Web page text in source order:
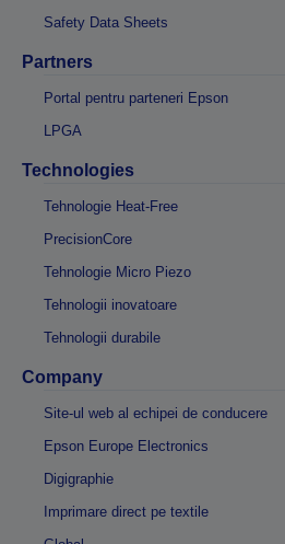
Safety Data Sheets
Partners
Portal pentru parteneri Epson
LPGA
Technologies
Tehnologie Heat-Free
PrecisionCore
Tehnologie Micro Piezo
Tehnologii inovatoare
Tehnologii durabile
Company
Site-ul web al echipei de conducere
Epson Europe Electronics
Digigraphie
Imprimare direct pe textile